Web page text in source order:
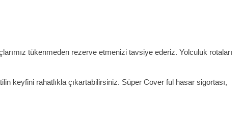
tükenmeden rezerve etmenizi tavsiye ederiz. Yolculuk rotaları
keyfini rahatlıkla çıkartabilirsiniz. Süper Cover ful hasar sigortası,